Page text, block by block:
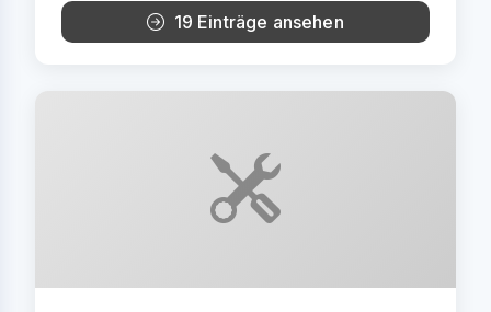
19 Einträge ansehen